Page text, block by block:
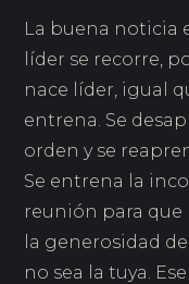
La buena noticia
líder se recorre,
nace líder, igual
entrena. Se
orden y se
Se entrena la
reunión para que
la generosidad
no sea la tuya.